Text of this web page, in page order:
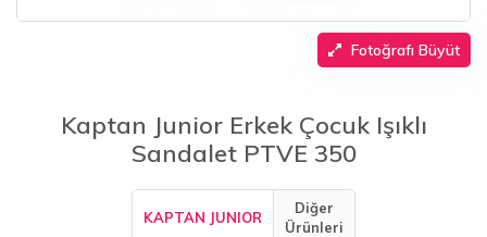
Fotoğrafı Büyüt
Kaptan Junior Erkek Çocuk Işıklı
Sandalet PTVE 350
KAPTAN JUNIOR
Diğer
Ürünleri